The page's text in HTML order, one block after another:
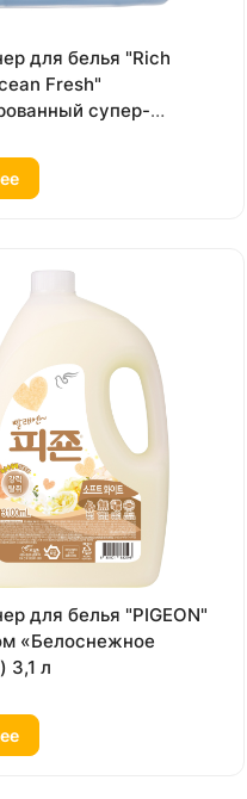
для белья "Rich
Fresh"
супер-
с ароматом
бриз») 6 л
для белья "PIGEON"
«Белоснежное
3,1 л